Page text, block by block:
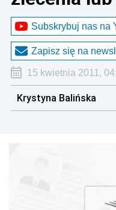
Subskrybuj nas na
Zapisz się na
15 kwietnia 2011,
Krystyna Balińska